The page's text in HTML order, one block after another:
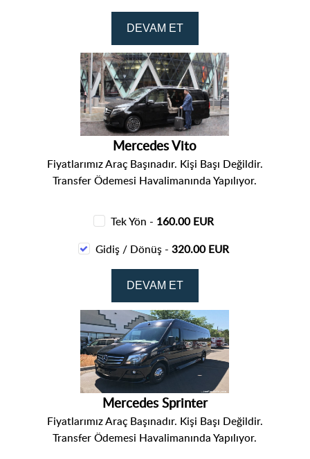
Mercedes Vito
Fiyatlarımız Araç Başınadır. Kişi Başı Değildir.
Transfer Ödemesi Havalimanında Yapılıyor.
Tek Yön - 160.00 EUR
Gidiş / Dönüş -320.00 EUR
Mercedes Sprinter
Fiyatlarımız Araç Başınadır. Kişi Başı Değildir.
Transfer Ödemesi Havalimanında Yapılıyor.